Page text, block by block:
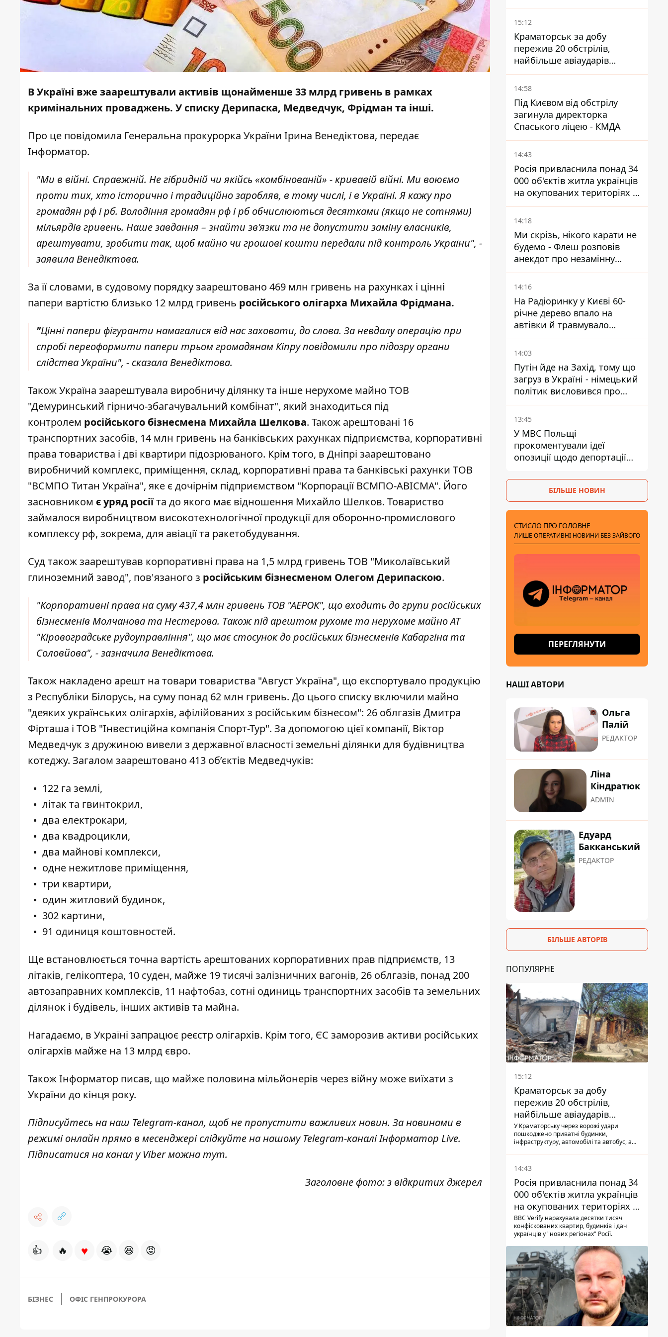
В Україні вже заарештували активів щонайменше 33 млрд гривень в рамках
кримінальних проваджень. У списку Дерипаска, Медведчук, Фрідман та інші.
Про це повідомила Генеральна прокурорка України Ірина Венедіктова, передає
Інформатор.
"Ми в війні. Справжній. Не гібридній чи якійсь «комбінованій» - кривавій війні. Ми воюємо
проти тих, хто історично і традиційно заробляв, в тому числі, і в Україні. Я кажу про
громадян рф і рб. Володіння громадян рф і рб обчислюються десятками (якщо не сотнями)
мільярдів гривень. Наше завдання – знайти зв’язки та не допустити заміну власників,
арештувати, зробити так, щоб майно чи грошові кошти передали під контроль України", -
заявила Венедіктова.
За її словами, в судовому порядку заарештовано 469 млн гривень на рахунках і цінні
папери вартістю близько 12 млрд гривень російського олігарха Михайла Фрідмана.
"Цінні папери фігуранти намагалися від нас заховати, до слова. За невдалу операцію при
спробі переоформити папери трьом громадянам Кіпру повідомили про підозру органи
слідства України", - сказала Венедіктова.
Також Україна заарештувала виробничу ділянку та інше нерухоме майно ТОВ
"Демуринський гірничо-збагачувальний комбінат", який знаходиться під
контролем російського бізнесмена Михайла Шелкова. Також арештовані 16
транспортних засобів, 14 млн гривень на банківських рахунках підприємства, корпоративні
права товариства і дві квартири підозрюваного. Крім того, в Дніпрі заарештовано
виробничий комплекс, приміщення, склад, корпоративні права та банківські рахунки ТОВ
"ВСМПО Титан Україна", яке є дочірнім підприємством "Корпорації ВСМПО-АВІСМА". Його
засновником є уряд росіїта до якого має відношення Михайло Шелков. Товариство
займалося виробництвом високотехнологічної продукції для оборонно-промислового
комплексу рф, зокрема, для авіації та ракетобудування.
Суд також заарештував корпоративні права на 1,5 млрд гривень ТОВ "Миколаївський
глиноземний завод", пов'язаного з російським бізнесменом Олегом Дерипаскою.
"Корпоративні права на суму 437,4 млн гривень ТОВ "АЕРОК", що входить до групи російських
бізнесменів Молчанова та Нестерова. Також під арештом рухоме та нерухоме майно АТ
"Кіровоградське рудоуправління", що має стосунок до російських бізнесменів Кабаргіна та
Соловйова", - зазначила Венедіктова.
Також накладено арешт на товари товариства "Август Україна", що експортувало продукцію
з Республіки Білорусь, на суму понад 62 млн гривень. До цього списку включили майно
"деяких українських олігархів, афілійованих з російським бізнесом": 26 облгазів Дмитра
Фірташа і ТОВ "Інвестиційна компанія Спорт-Тур". За допомогою цієї компанії, Віктор
Медведчук з дружиною вивели з державної власності земельні ділянки для будівництва
котеджу. Загалом заарештовано 413 об’єктів Медведчуків:
122 га землі,
літак та гвинтокрил,
два електрокари,
два квадроцикли,
два майнові комплекси,
одне нежитлове приміщення,
три квартири,
один житловий будинок,
302 картини,
91 одиниця коштовностей.
Ще встановлюється точна вартість арештованих корпоративних прав підприємств, 13
літаків, гелікоптера, 10 суден, майже 19 тисячі залізничних вагонів, 26 облгазів, понад 200
автозаправних комплексів, 11 нафтобаз, сотні одиниць транспортних засобів та земельних
ділянок і будівель, інших активів та майна.
Нагадаємо, в Україні запрацює реєстр олігархів. Крім того, ЄС заморозив активи російських
олігархів майже на 13 млрд євро.
ТакожІнформатор писав, що майже половина мільйонерів через війну може виїхати з
України до кінця року.
Підписуйтесь на наш Telegram-канал, щоб не пропустити важливих новин. За новинами в
режимі онлайн прямо в месенджері слідкуйте на нашому Telegram-каналіІнформатор Live.
Підписатися на канал у Viber можнатут.
Заголовне фото: з відкритих джерел
👍 🔥 ♥ 😭 😆 😡
БІЗНЕС ОФІС ГЕНПРОКУРОРА
15:12
Краматорськ за добу
пережив 20 обстрілів,
найбільше авіаударів
КАБ-250
14:58
Під Києвом від обстрілу
загинула директорка
Спаського ліцею - КМДА
14:43
Росія привласнила понад 34
000 об'єктів житла українців
на окупованих територіях -
розслідування BBC
14:18
Ми скрізь, нікого карати не
будемо - Флеш розповів
анекдот про незамінну
роботу зв’язківців на фронті
14:16
На Радіоринку у Києві 60-
річне дерево впало на
автівки й травмувало
людину - подробиці
14:03
Путін йде на Захід, тому що
загруз в Україні - німецький
політик висловився про
плани РФ
13:45
У МВС Польщі
прокоментували ідеї
опозиції щодо депортації
абсурд і популізм
БІЛЬШЕ НОВИН
СТИСЛО ПРО ГОЛОВНЕ
ЛИШЕ ОПЕРАТИВНІ НОВИНИ БЕЗ ЗАЙВОГО
ПЕРЕГЛЯНУТИ
НАШІ АВТОРИ
Ольга
Палій
РЕДАКТОР
Ліна
Кіндратюк
ADMIN
Едуард
Бакканський
РЕДАКТОР
БІЛЬШЕ АВТОРІВ
ПОПУЛЯРНЕ
15:12
Краматорськ за добу
пережив 20 обстрілів,
найбільше авіаударів
КАБ-250
У Краматорську через ворожі удари
пошкоджено приватні будинки,
інфраструктуру, автомобілі та автобус, а
14:43
Росія привласнила понад 34
000 об'єктів житла українців
на окупованих територіях -
розслідування BBC
BBC Verify нарахувала десятки тисяч
конфіскованих квартир, будинків і дач
українців у "нових регіонах" Росії.